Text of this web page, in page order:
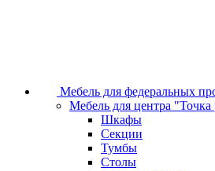
Мебель для федеральных
Мебель для центра "Точка
Шкафы
Секции
Тумбы
Столы